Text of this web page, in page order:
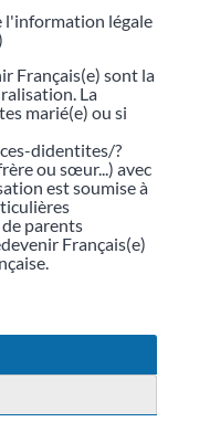
l'information légale
Français(e) sont la
La
marié(e) ou si
didentites/?
ou sœur...) avec
est soumise à
parents
Français(e)